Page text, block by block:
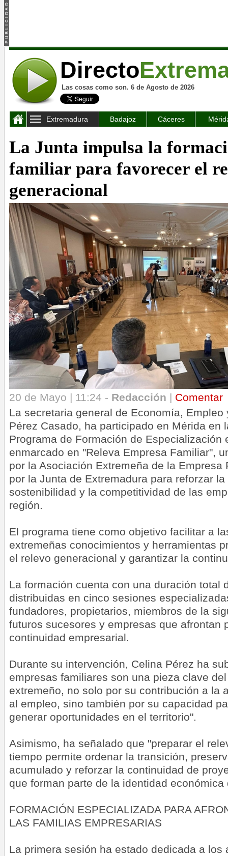
Directo
Las cosas como son. 6 de Agosto de 2026
Extremadura Badajoz Cáceres
La Junta impulsa la
familiar para favorecer el
generacional
20 de Mayo | 11:24 - Redacción | Comentar
La secretaria general de Economía, Empleo
Pérez Casado, ha participado en Mérida en
Programa de Formación de Especialización
enmarcado en "Releva Empresa Familiar",
por la Asociación Extremeña de la Empresa
por la Junta de Extremadura para reforzar
sostenibilidad y la competitividad de las
región.
El programa tiene como objetivo facilitar a
extremeñas conocimientos y herramientas
el relevo generacional y garantizar la
La formación cuenta con una duración total
distribuidas en cinco sesiones
fundadores, propietarios, miembros de la
futuros sucesores y empresas que afrontan
continuidad empresarial.
Durante su intervención, Celina Pérez ha
empresas familiares son una pieza clave
extremeño, no solo por su contribución a la
al empleo, sino también por su capacidad
generar oportunidades en el territorio".
Asimismo, ha señalado que "preparar el
tiempo permite ordenar la transición,
acumulado y reforzar la continuidad de
que forman parte de la identidad económica
FORMACIÓN ESPECIALIZADA PARA
LAS FAMILIAS EMPRESARIAS
La primera sesión ha estado dedicada a los